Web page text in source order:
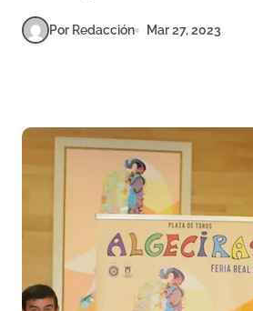
Por Redacción Mar 27, 2023